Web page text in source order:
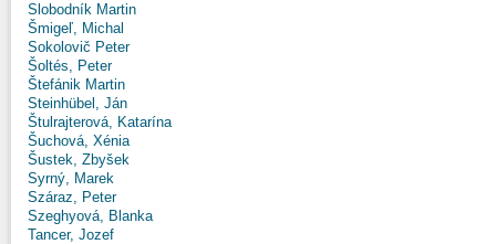
Slobodník Martin
Šmigeľ, Michal
Sokolovič Peter
Šoltés, Peter
Štefánik Martin
Steinhübel, Ján
Štulrajterová, Katarína
Šuchová, Xénia
Šustek, Zbyšek
Syrný, Marek
Száraz, Peter
Szeghyová, Blanka
Tancer, Jozef